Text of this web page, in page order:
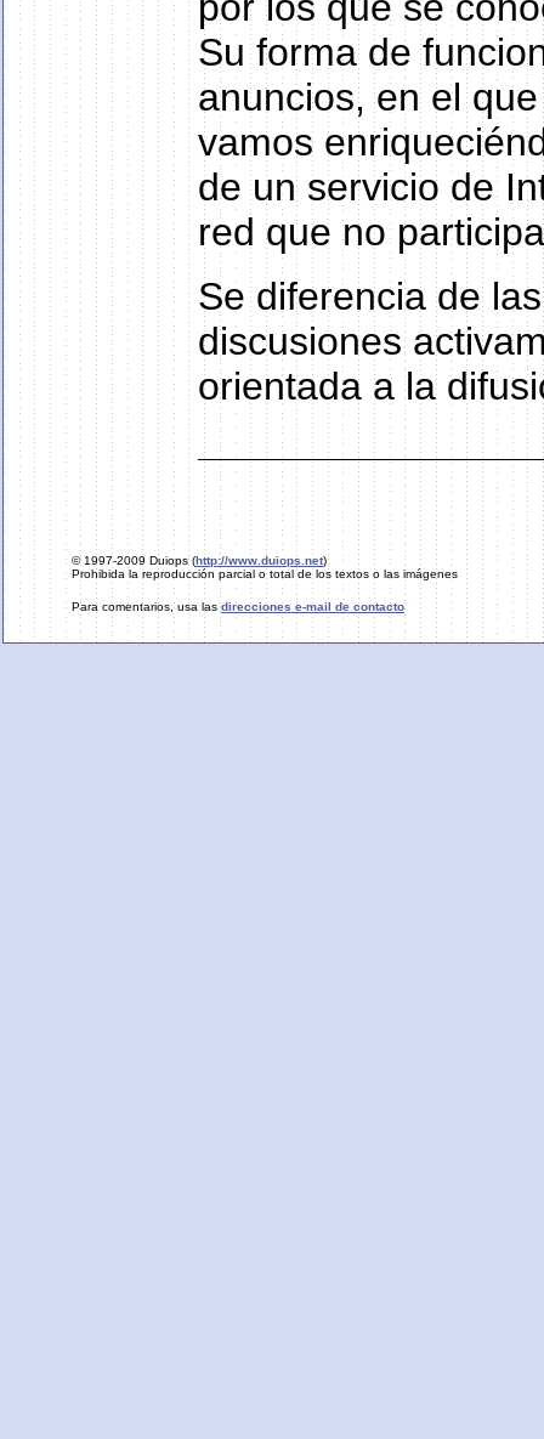
Su forma de
anuncios, en el
vamos
de un servicio de
red que no
Se diferencia de
discusiones
orientada a la
© 1997-2009 Duiops (http://www.duiops.net)
Prohibida la reproducción parcial o total de los textos o las imágenes
Para comentarios, usa lasdirecciones e-mail de contacto